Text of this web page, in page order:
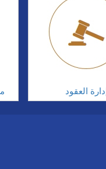
إدارة العقود